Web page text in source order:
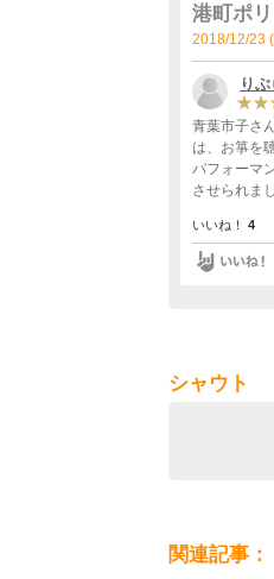
港町ポ
2018/12/23
りぶ
青葉市子さん、圧巻のステージでし
は、お箏を
パフォーマ
させられま
いいね！ 4
シャウト
関連記事：